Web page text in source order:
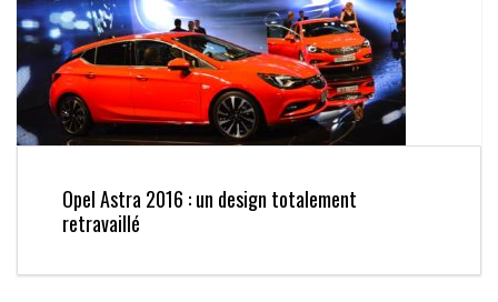
Opel Astra 2016 : un design totalement
retravaillé